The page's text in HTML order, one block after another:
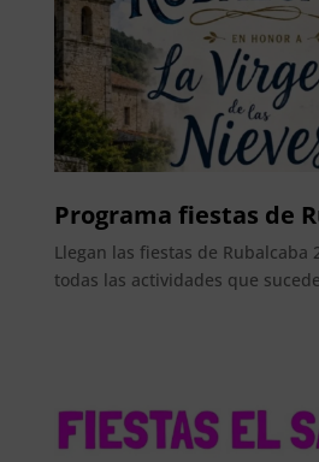
Programa fiestas de
Llegan las fiestas de Rubalcaba
todas las actividades que